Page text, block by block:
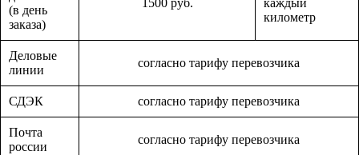
(в день
заказа)
1500 руб.
каждый
километр
Деловые
линии
согласно тарифу перевозчика
СДЭК согласно тарифу перевозчика
Почта
россии
согласно тарифу перевозчика